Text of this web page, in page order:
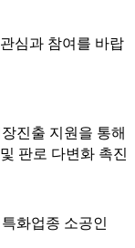
심과 참여를 바랍
진출 지원을 통해
판로 다변화 촉진
화업종 소공인